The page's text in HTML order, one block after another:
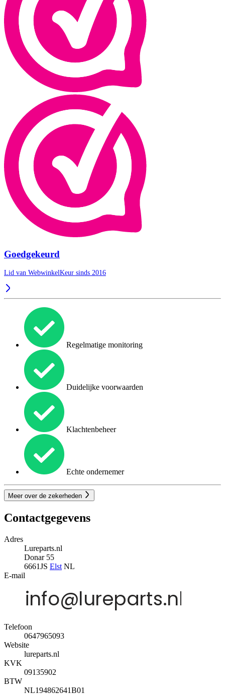
Goedgekeurd
Lid van WebwinkelKeur sinds 2016
Regelmatige monitoring
Duidelijke voorwaarden
Klachtenbeheer
Echte ondernemer
Meer over de zekerheden
Contactgegevens
Adres
Lureparts.nl
Donar 55
6661JS Elst NL
E-mail
Telefoon
0647965093
Website
lureparts.nl
KVK
09135902
BTW
NL194862641B01